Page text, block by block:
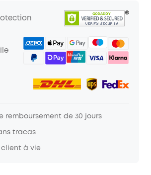
remboursement de 30 jours
tracas
client à vie